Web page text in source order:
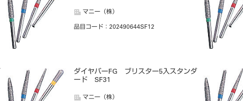
マニー（株）
品目コード ：202490644SF12
ダイヤバーFG ブリスター5入スタンダ
ード SF31
マニー（株）